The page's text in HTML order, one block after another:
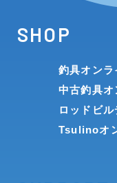
SHOP
釣具オン
中古釣具
ロッドビ
Tsulinoオ